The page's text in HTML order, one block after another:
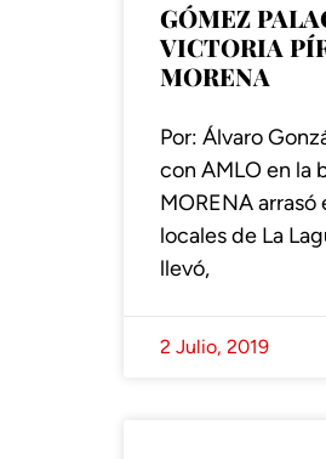
GÓMEZ
VICTORIA
MORENA
Por: Álvaro
con AMLO en la
MORENA
locales de La
llevó,
2 Julio, 2019